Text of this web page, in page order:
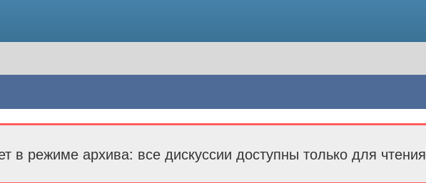
в режиме архива: все дискуссии доступны только для чтения